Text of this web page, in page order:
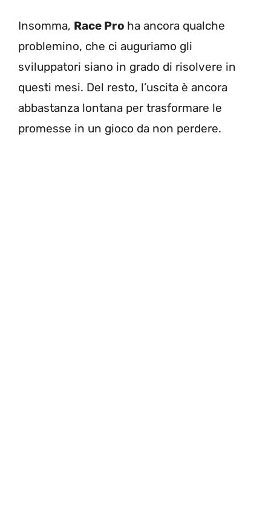
Insomma, Race Pro ha ancora qualche
problemino, che ci auguriamo gli
sviluppatori siano in grado di risolvere in
questi mesi. Del resto, l’uscita è ancora
abbastanza lontana per trasformare le
promesse in un gioco da non perdere.